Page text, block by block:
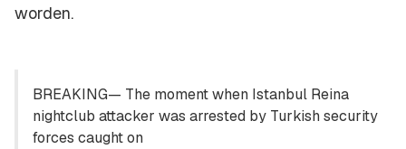
worden.
BREAKING— The moment when Istanbul Reina
nightclub attacker was arrested by Turkish security
forces caught on